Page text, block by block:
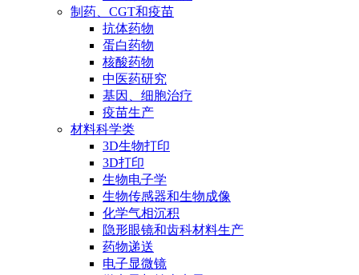
制药、CGT和疫苗
抗体药物
蛋白药物
核酸药物
中医药研究
基因、细胞治疗
疫苗生产
材料科学类
3D生物打印
3D打印
生物电子学
生物传感器和生物成像
化学气相沉积
隐形眼镜和齿科材料生产
药物递送
电子显微镜